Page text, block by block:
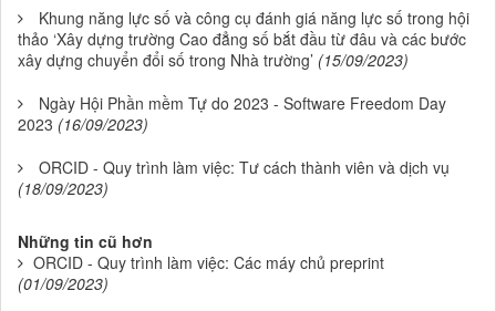
Khung năng lực số và công cụ đánh giá năng lực số trong hội
thảo ‘Xây dựng trường Cao đẳng số bắt đầu từ đâu và các bước
xây dựng chuyển đổi số trong Nhà trường’ (15/09/2023)
Ngày Hội Phần mềm Tự do 2023 - Software Freedom Day
2023 (16/09/2023)
ORCID - Quy trình làm việc: Tư cách thành viên và dịch vụ
(18/09/2023)
Những tin cũ hơn
ORCID - Quy trình làm việc: Các máy chủ preprint
(01/09/2023)